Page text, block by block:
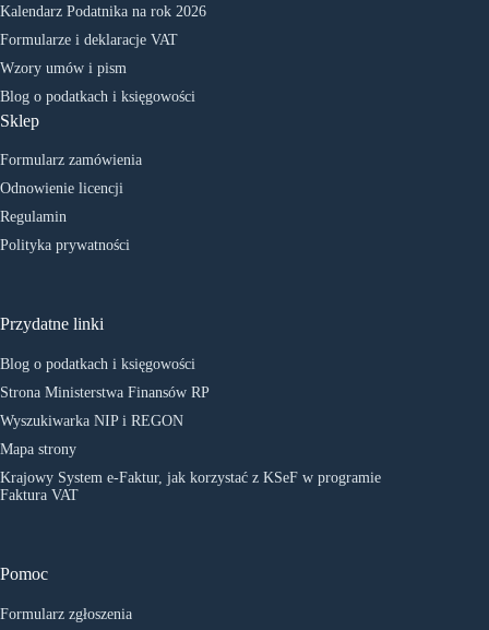
Kalendarz Podatnika na rok 2026
Formularze i deklaracje VAT
Wzory umów i pism
Blog o podatkach i księgowości
Sklep
Formularz zamówienia
Odnowienie licencji
Regulamin
Polityka prywatności
Przydatne linki
Blog o podatkach i księgowości
Strona Ministerstwa Finansów RP
Wyszukiwarka NIP i REGON
Mapa strony
Krajowy System e-Faktur, jak korzystać z KSeF w programie
Faktura VAT
Pomoc
Formularz zgłoszenia